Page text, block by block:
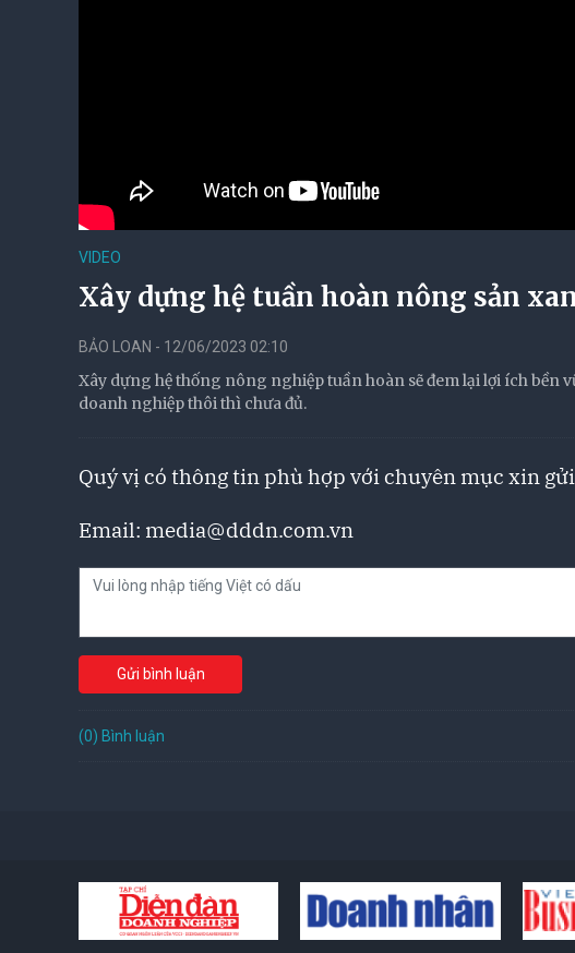
VIDEO
Xây dựng hệ tuần hoàn nông sản
BẢO LOAN - 12/06/2023 02:10
Xây dựng hệ thống nông nghiệp tuần hoàn sẽ đem lại lợi ích bền
doanh nghiệp thôi thì chưa đủ.
Quý vị có thông tin phù hợp với chuyên mục xin
Email: media@dddn.com.vn
Gửi bình luận
(0) Bình luận